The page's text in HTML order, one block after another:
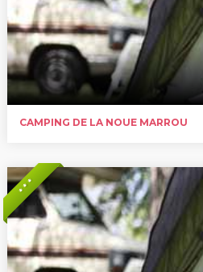
CAMPING DE LA NOUE MARROU
* * *